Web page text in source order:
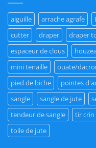
aiguille arrache agrafe
cutter
draper draper
espaceur de clous
mini tenaille
ouate/
pied de biche
pointes
sangle
sangle de jute
tendeur de sangle
tir crin
toile de jute